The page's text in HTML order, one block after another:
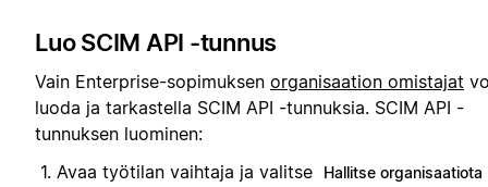
Luo SCIM API -tunnus
Vain Enterprise-sopimuksen organisaation omistajat
luoda ja tarkastella SCIM API -tunnuksia. SCIM API -
tunnuksen luominen:
Avaa työtilan vaihtaja ja valitse
Hallitse organisaatiota